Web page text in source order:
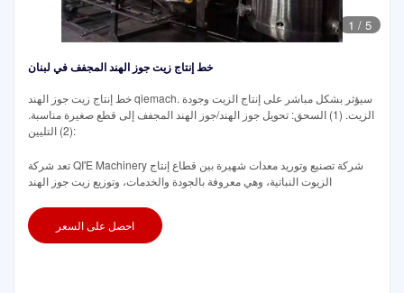
1 / 5
خط إنتاج زيت جوز الهند المجفف في لبنان
خط إنتاج زيت جوز الهند qiemach. سيؤثر بشكل مباشر على إنتاج الزيت وجودة
الزيت. (1) السحق: تحويل جوز الهند/جوز الهند المجفف إلى قطع صغيرة مناسبة.
(2) التليين:
تعد شركة QI'E Machinery شركة تصنيع وتوريد معدات شهيرة بين قطاع إنتاج
الزيوت النباتية، وهي معروفة بالجودة والخدمات، وتوزيع زيت جوز الهند
احصل على السعر